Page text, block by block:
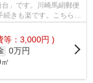
」です。川崎馬絹郵便
きも楽です。こちらの
等：3,000円 )
0万円